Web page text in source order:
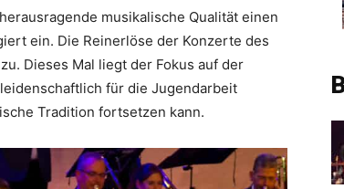
musikalische Qualität einen
ein. Die Reinerlöse der Konzerte des
Dieses Mal liegt der Fokus auf der
für die Jugendarbeit
Tradition fortsetzen kann.